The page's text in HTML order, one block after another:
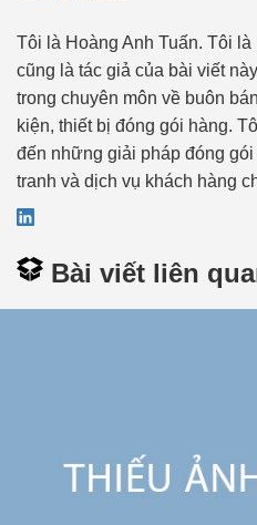
Tôi là Hoàng Anh Tuấn. Tôi
cũng là tác giả của bài viết
trong chuyên môn về buôn
kiện, thiết bị đóng gói hàng.
đến những giải pháp đóng
tranh và dịch vụ khách hàng
Bài viết liên